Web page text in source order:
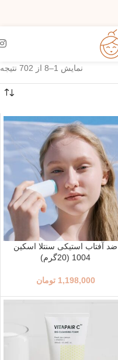
نمایش 1–8 از 702 نتیجه
ضد آفتاب استیکی سنتلا اسکین
1004 (20گرم)
1,198,000 تومان